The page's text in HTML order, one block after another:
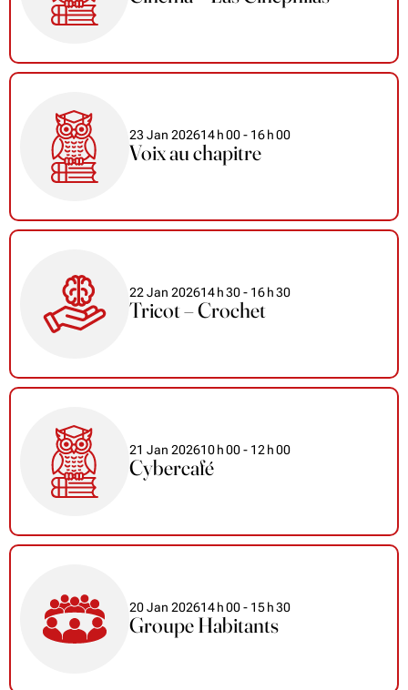
23 Jan 202614h00- 16h00
Voix au chapitre
22 Jan 202614h30- 16h30
Tricot – Crochet
21 Jan 202610h00- 12 h00
Cybercafé
20 Jan 202614h00- 15h30
Groupe Habitants